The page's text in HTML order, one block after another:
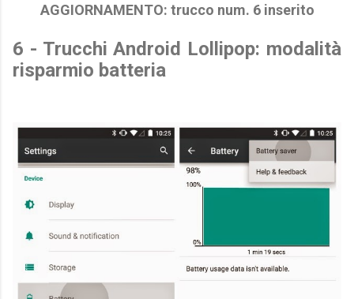
AGGIORNAMENTO: trucco num. 6 inserito
6 - Trucchi Android Lollipop: modalità
risparmio batteria